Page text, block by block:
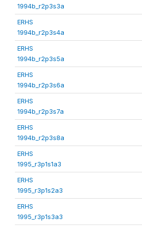
1994b_r2p3s3a
ERHS
1994b_r2p3s4a
ERHS
1994b_r2p3s5a
ERHS
1994b_r2p3s6a
ERHS
1994b_r2p3s7a
ERHS
1994b_r2p3s8a
ERHS
1995_r3p1s1a3
ERHS
1995_r3p1s2a3
ERHS
1995_r3p1s3a3